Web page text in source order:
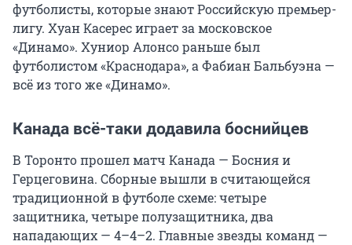
футболисты, которые знают Российскую премьер-
лигу. Хуан Касерес играет за московское
«Динамо». Хуниор Алонсо раньше был
футболистом «Краснодара», а Фабиан Бальбуэна —
всё из того же «Динамо».
Канада всё-таки додавила боснийцев
В Торонто прошел матч Канада — Босния и
Герцеговина. Сборные вышли в считающейся
традиционной в футболе схеме: четыре
защитника, четыре полузащитника, два
нападающих — 4–4–2. Главные звезды команд —